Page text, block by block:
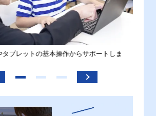
ブレットの基本操作からサポートしま